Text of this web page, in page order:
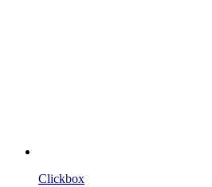
Clickbox